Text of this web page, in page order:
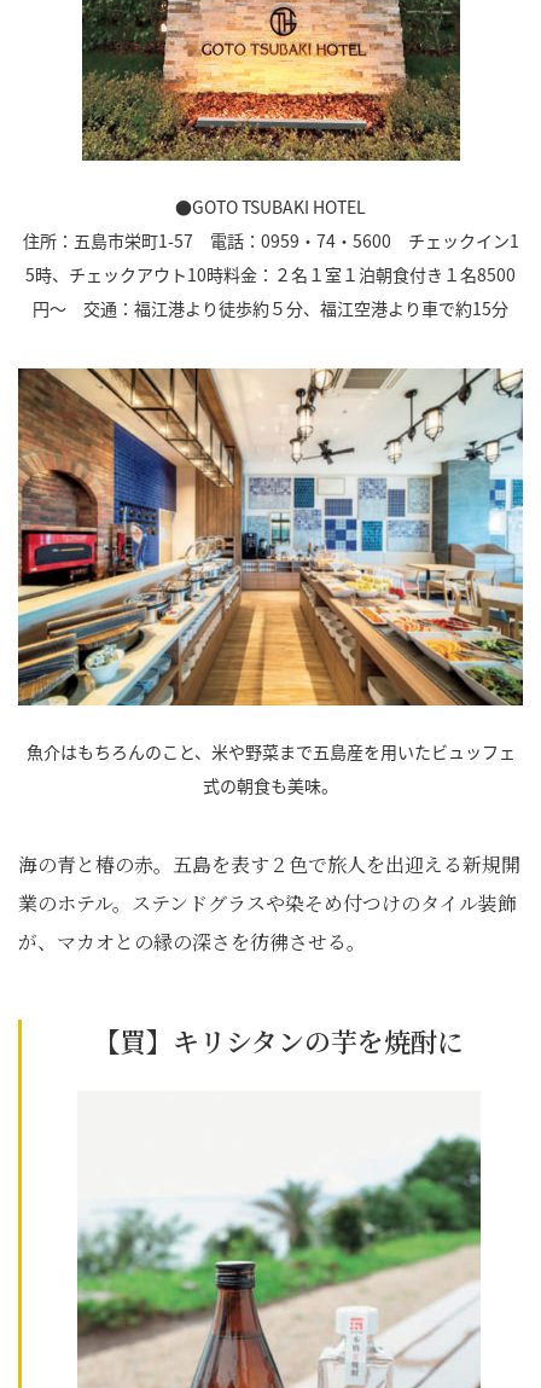
●GOTO TSUBAKI HOTEL
住所：五島市栄町1-57 電話：0959・74・5600 チェックイン1
5時、チェックアウト10時料金：２名１室１泊朝食付き１名8500
円～ 交通：福江港より徒歩約５分、福江空港より車で約15分
魚介はもちろんのこと、米や野菜まで五島産を用いたビュッフェ
式の朝食も美味。
海の青と椿の赤。五島を表す２色で旅人を出迎える新規開
業のホテル。ステンドグラスや染そめ付つけのタイル装飾
が、マカオとの縁の深さを彷彿させる。
【買】キリシタンの芋を焼酎に